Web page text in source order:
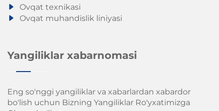
Ovqat texnikasi
Ovqat muhandislik liniyasi
Yangiliklar xabarnomasi
Eng so'nggi yangiliklar va xabarlardan xabardor
bo'lish uchun Bizning Yangiliklar Ro'yxatimizga